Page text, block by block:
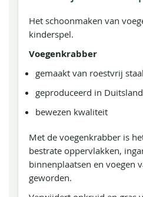
Het schoonmaken van
kinderspel.
Voegenkrabber
gemaakt van roestvrij staal
geproduceerd in Duitsland
bewezen kwaliteit
Met de voegenkrabber is
bestrate oppervlakken,
binnenplaatsen en voegen
geworden.